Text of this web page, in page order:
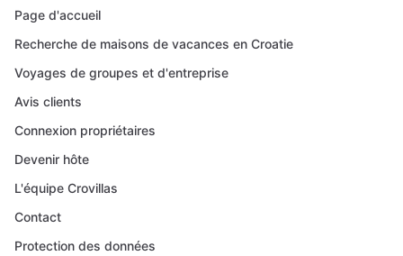
Page d'accueil
Recherche de maisons de vacances en Croatie
Voyages de groupes et d'entreprise
Avis clients
Connexion propriétaires
Devenir hôte
L'équipe Crovillas
Contact
Protection des données